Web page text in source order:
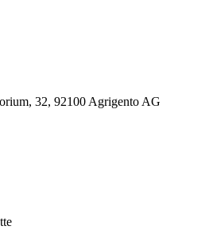
32, 92100 Agrigento AG